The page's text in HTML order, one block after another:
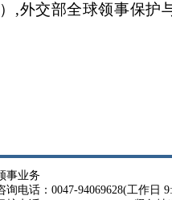
,外交部全球领事保护
事业务
询电话：0047-94069628(工作日